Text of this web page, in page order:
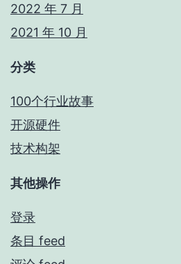
2022 年 7 月
2021 年 10 月
分类
100个行业故事
开源硬件
技术构架
其他操作
登录
条目 feed